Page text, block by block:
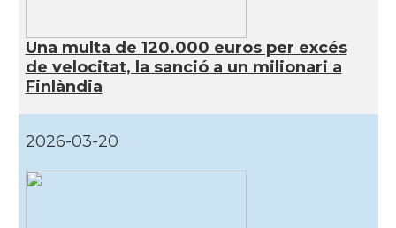
Una multa de 120.000 euros per excés
de velocitat, la sanció a un milionari a
Finlàndia
2026-03-20